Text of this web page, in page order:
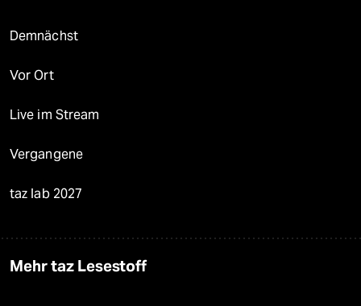
Demnächst
Vor Ort
Live im Stream
Vergangene
taz lab 2027
Mehr taz Lesestoff